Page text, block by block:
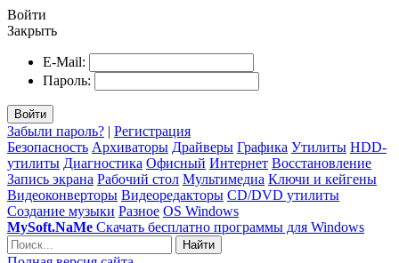
Войти
Закрыть
E-Mail:
Пароль:
Войти
Забыли пароль? | Регистрация
Безопасность Архиваторы Драйверы Графика Утилиты HDD-
утилиты Диагностика Офисный Интернет Восстановление
Запись экрана Рабочий стол Мультимедиа Ключи и кейгены
Видеоконверторы Видеоредакторы CD/DVD утилиты
Создание музыки Разное OS Windows
MySoft.NaMe Скачать бесплатно программы для Windows
Найти